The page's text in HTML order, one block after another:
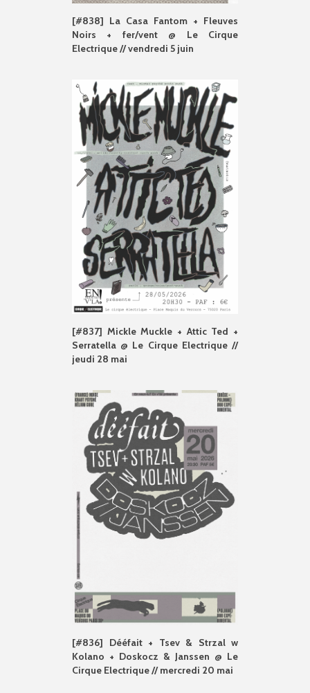
[#838] La Casa Fantom + Fleuves
Noirs + fer/vent @ Le Cirque
Electrique // vendredi 5 juin
[#837] Mickle Muckle + Attic Ted +
Serratella @ Le Cirque Electrique //
jeudi 28 mai
[#836] Dééfait + Tsev & Strzal w
Kolano + Doskocz & Janssen @ Le
Cirque Electrique // mercredi 20 mai